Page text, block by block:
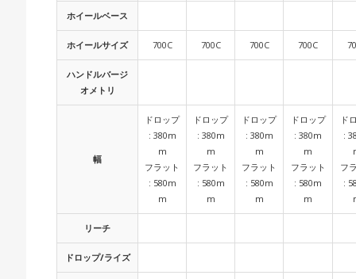
ホイールベース
ホイールサイズ 700C 700C 700C 700C
ハンドルバージ
オメトリ
幅
ドロップ
: 380m
m
フラット
: 580m
m
ドロップ
: 380m
m
フラット
: 580m
m
ドロップ
: 380m
m
フラット
: 580m
m
ドロップ
: 380m
m
フラット
: 580m
m
ド
:
フ
:
リーチ
ドロップ/ライズ